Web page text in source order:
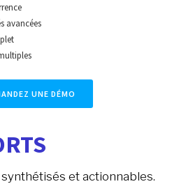
avancées
UNE DÉMO
et actionnables.